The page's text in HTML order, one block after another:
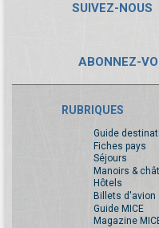
SUIVEZ-NOUS
ABONNEZ-
RUBRIQUES
Guide
Fiches pays
Séjours
Manoirs &
Hôtels
Billets d'avion
Guide MICE
Magazine